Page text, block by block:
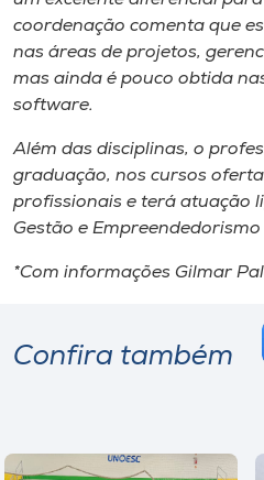
coordenação comenta que
nas áreas de projetos,
mas ainda é pouco obtida
software.
Além das disciplinas, o
graduação, nos cursos
profissionais e terá atuação
Gestão e Empreendedorismo
*Com informações Gilmar
Confira também